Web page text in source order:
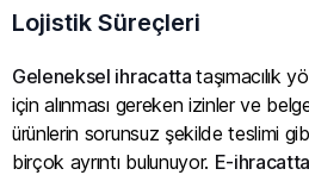
Lojistik Süreçleri
Geleneksel ihracattataşımacılık
için alınması gereken izinler ve
ürünlerin sorunsuz şekilde teslimi
birçok ayrıntı bulunuyor. E-ihracatta